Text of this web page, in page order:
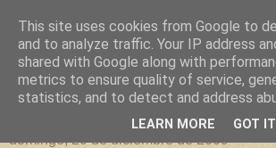
un sitio diferente
una casa para crecer, un castillo para
domingo, 20 de diciembre de 2009
This site uses cookies from Google to
and to analyze traffic. Your IP address
shared with Google along with
metrics to ensure quality of service,
statistics, and to detect and address
LEARN MORE GOT IT